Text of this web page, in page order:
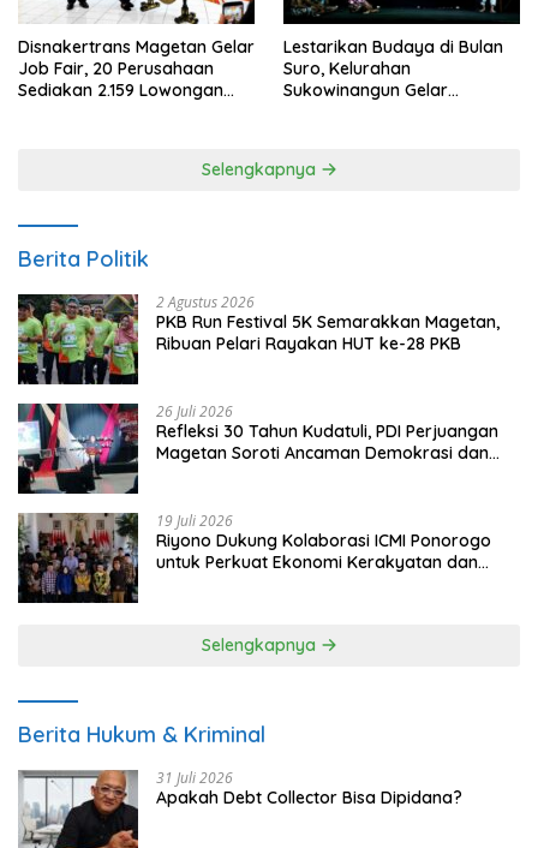
Disnakertrans Magetan Gelar
Job Fair, 20 Perusahaan
Sediakan 2.159 Lowongan
Lestarikan Budaya di Bulan
Suro, Kelurahan
Sukowinangun Gelar
Selengkapnya
Berita Politik
2 Agustus 2026
PKB Run Festival 5K Semarakkan Magetan,
Ribuan Pelari Rayakan HUT ke-28 PKB
26 Juli 2026
Refleksi 30 Tahun Kudatuli, PDI Perjuangan
Magetan Soroti Ancaman Demokrasi dan
19 Juli 2026
Riyono Dukung Kolaborasi ICMI Ponorogo
untuk Perkuat Ekonomi Kerakyatan dan
Selengkapnya
Berita Hukum & Kriminal
31 Juli 2026
Apakah Debt Collector Bisa Dipidana?